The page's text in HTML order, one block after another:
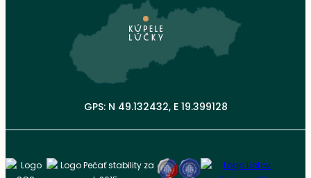
GPS: N 49.132432, E 19.399128